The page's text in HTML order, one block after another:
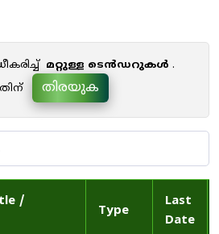
മറ്റുള്ള ടെൻഡറുകൾ .
തിരയുക
/
Type
Last
Date